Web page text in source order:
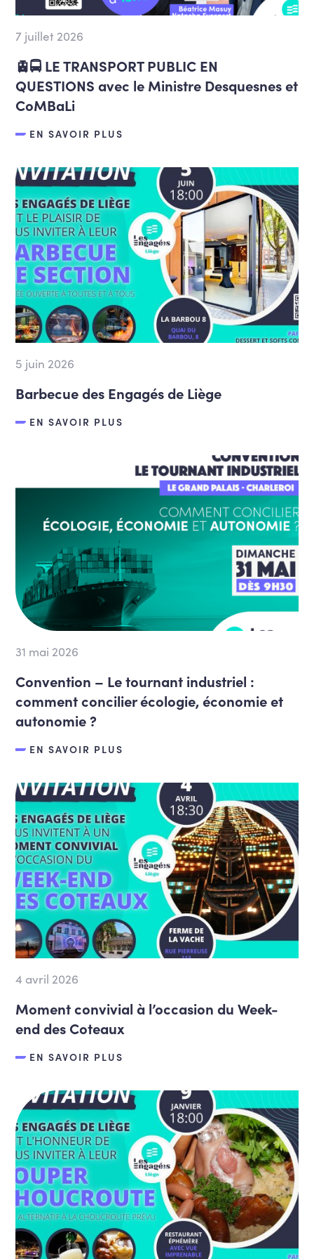
7 juillet 2026
🚊🚍 LE TRANSPORT PUBLIC EN
QUESTIONS avec le Ministre Desquesnes et
CoMBaLi
EN SAVOIR PLUS
5 juin 2026
Barbecue des Engagés de Liège
EN SAVOIR PLUS
31 mai 2026
Convention – Le tournant industriel :
comment concilier écologie, économie et
autonomie ?
EN SAVOIR PLUS
4 avril 2026
Moment convivial à l’occasion du Week-
end des Coteaux
EN SAVOIR PLUS